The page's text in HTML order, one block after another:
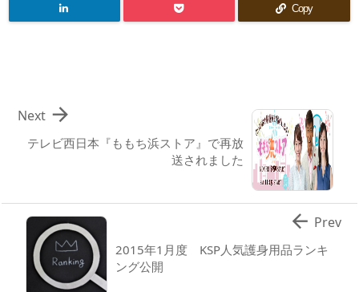
Copy
テレビ西日本『ももち浜ストア』で再放
送されました

Next
2015年1月度 KSP人気護身用品ランキ
ング公開
 Prev